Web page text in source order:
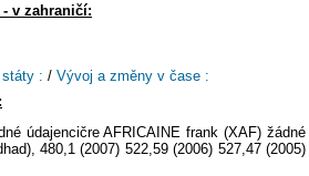
v zahraničí:
státy : / Vývoj a změny v čase :
údajencičre AFRICAINE frank (XAF) žádné
480,1 (2007) 522,59 (2006) 527,47 (2005)